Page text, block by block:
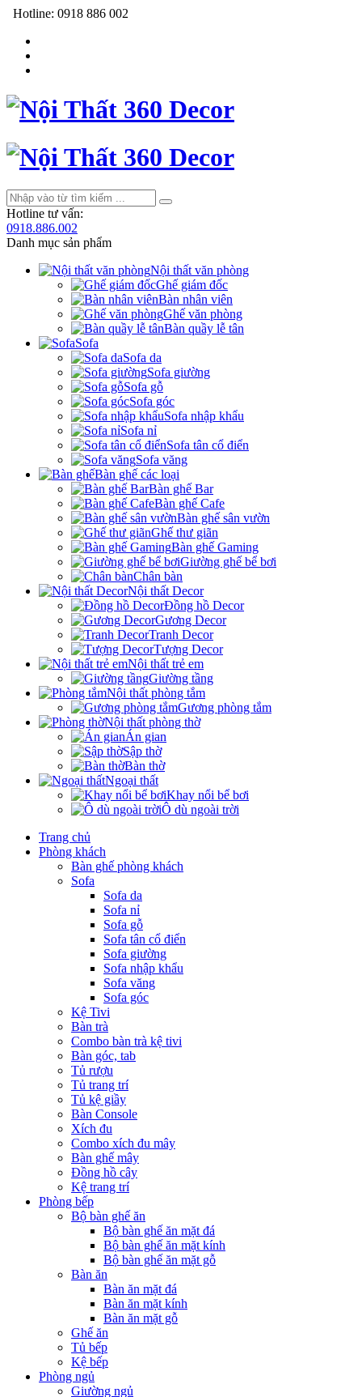
Hotline: 0918 886 002
Hotline tư vấn:
0918.886.002
Danh mục sản phẩm
Nội thất văn phòng
Ghế giám đốc
Bàn nhân viên
Ghế văn phòng
Bàn quầy lễ tân
Sofa
Sofa da
Sofa giường
Sofa gỗ
Sofa góc
Sofa nhập khẩu
Sofa nỉ
Sofa tân cổ điển
Sofa văng
Bàn ghế các loại
Bàn ghế Bar
Bàn ghế Cafe
Bàn ghế sân vườn
Ghế thư giãn
Bàn ghế Gaming
Giường ghế bể bơi
Chân bàn
Nội thất Decor
Đồng hồ Decor
Gương Decor
Tranh Decor
Tượng Decor
Nội thất trẻ em
Giường tầng
Nội thất phòng tắm
Gương phòng tắm
Nội thất phòng thờ
Án gian
Sập thờ
Bàn thờ
Ngoại thất
Khay nổi bể bơi
Ô dù ngoài trời
Trang chủ
Phòng khách
Bàn ghế phòng khách
Sofa
Sofa da
Sofa nỉ
Sofa gỗ
Sofa tân cổ điển
Sofa giường
Sofa nhập khẩu
Sofa văng
Sofa góc
Kệ Tivi
Bàn trà
Combo bàn trà kệ tivi
Bàn góc, tab
Tủ rượu
Tủ trang trí
Tủ kệ giầy
Bàn Console
Xích đu
Combo xích đu mây
Bàn ghế mây
Đồng hồ cây
Kệ trang trí
Phòng bếp
Bộ bàn ghế ăn
Bộ bàn ghế ăn mặt đá
Bộ bàn ghế ăn mặt kính
Bộ bàn ghế ăn mặt gỗ
Bàn ăn
Bàn ăn mặt đá
Bàn ăn mặt kính
Bàn ăn mặt gỗ
Ghế ăn
Tủ bếp
Kệ bếp
Phòng ngủ
Giường ngủ